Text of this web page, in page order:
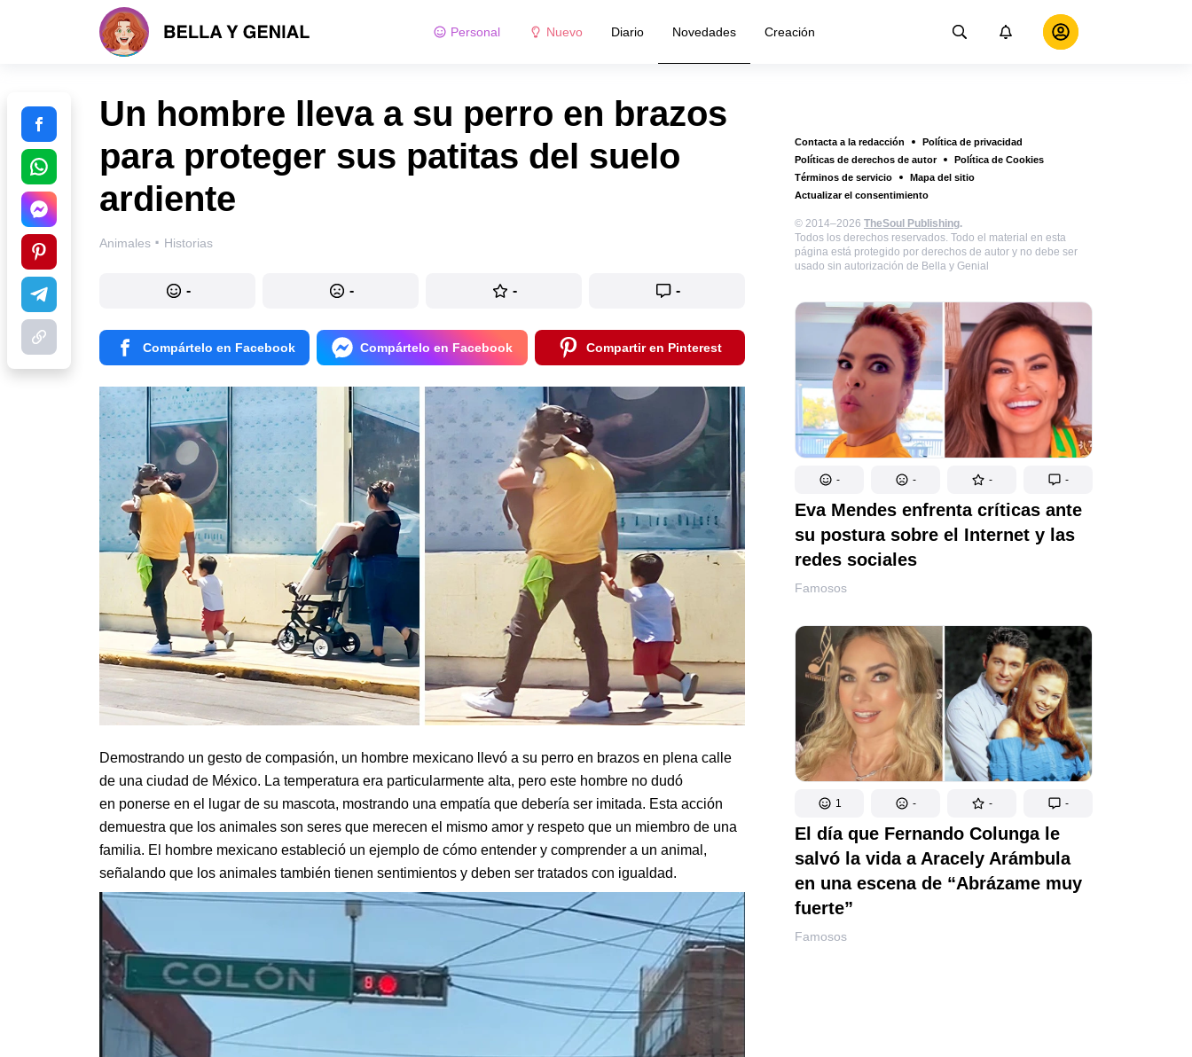
Personal Nuevo Diario Novedades Creación
Contacta a la redacción
Política de privacidad
Políticas de derechos de autor
Política de Cookies
Términos de servicio
Mapa del sitio
Actualizar el consentimiento
© 2014–2026 TheSoul Publishing.
Todos los derechos reservados. Todo el material en esta
página está protegido por derechos de autor y no debe ser
usado sin autorización de Bella y Genial
- - - -
Eva Mendes enfrenta críticas ante
su postura sobre el Internet y las
redes sociales
Famosos
1 - - -
El día que Fernando Colunga le
salvó la vida a Aracely Arámbula
en una escena de “Abrázame muy
fuerte”
Famosos
Un hombre lleva a su perro en brazos
para proteger sus patitas del suelo
ardiente
Animales · Historias
- - - -
Compártelo en Facebook Compártelo en Facebook Compartir en Pinterest
Demostrando un gesto de compasión, un hombre mexicano llevó a su perro en brazos en plena calle
de una ciudad de México. La temperatura era particularmente alta, pero este hombre no dudó
en ponerse en el lugar de su mascota, mostrando una empatía que debería ser imitada. Esta acción
demuestra que los animales son seres que merecen el mismo amor y respeto que un miembro de una
familia. El hombre mexicano estableció un ejemplo de cómo entender y comprender a un animal,
señalando que los animales también tienen sentimientos y deben ser tratados con igualdad.